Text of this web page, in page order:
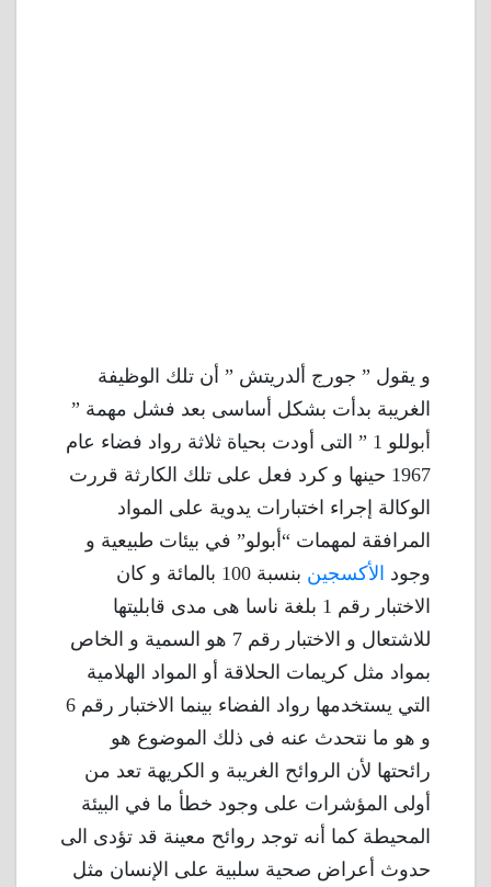
و يقول ” جورج ألدريتش ” أن تلك الوظيفة
الغريبة بدأت بشكل أساسى بعد فشل مهمة ”
أبوللو 1 ” التى أودت بحياة ثلاثة رواد فضاء عام
1967 حينها و كرد فعل على تلك الكارثة قررت
الوكالة إجراء اختبارات يدوية على المواد
المرافقة لمهمات “أبولو” في بيئات طبيعية و
وجود الأكسجين
بنسبة 100 بالمائة و كان
الاختبار رقم 1 بلغة ناسا هى مدى قابليتها
للاشتعال و الاختبار رقم 7 هو السمية و الخاص
بمواد مثل كريمات الحلاقة أو المواد الهلامية
التي يستخدمها رواد الفضاء بينما الاختبار رقم 6
و هو ما نتحدث عنه فى ذلك الموضوع هو
رائحتها لأن الروائح الغريبة و الكريهة تعد من
أولى المؤشرات على وجود خطأ ما في البيئة
المحيطة كما أنه توجد روائح معينة قد تؤدى الى
حدوث أعراض صحية سلبية على الإنسان مثل